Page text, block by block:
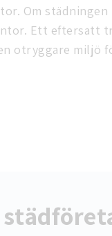
Om
Ett eftersatt
otryggare miljö